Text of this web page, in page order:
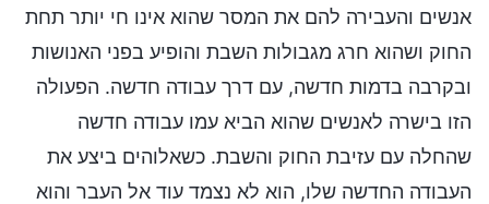
אנשים והעבירה להם את המסר שהוא אינו חי יותר תחת
החוק ושהוא חרג מגבולות השבת והופיע בפני האנושות
ובקרבה בדמות חדשה, עם דרך עבודה חדשה. הפעולה
הזו בישרה לאנשים שהוא הביא עמו עבודה חדשה
שהחלה עם עזיבת החוק והשבת. כשאלוהים ביצע את
העבודה החדשה שלו, הוא לא נצמד עוד אל העבר והוא